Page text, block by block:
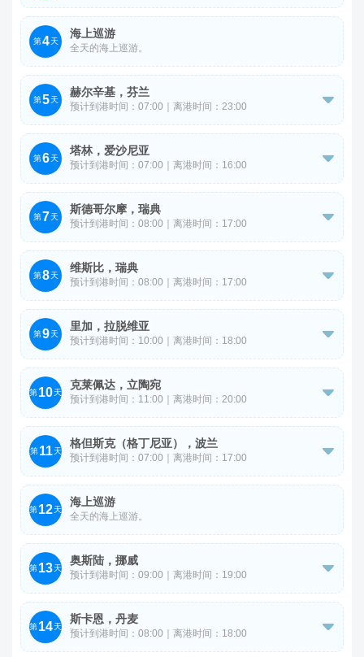
QR159 卡塔尔多哈 丹麦哥本哈根 0840 1405
【克里斯蒂安宫】(外观)-【畅游美人鱼雕像】-【阿美琳
堡】(外观)-【新港运河徒步区】-【市政厅广场】
中午时分，我们将前往哥本哈根邮轮码头，在领队的协助下
办理登船手续。
第4天
海上巡游
全天的海上巡游。
第5天
赫尔辛基，芬兰
预计到港时间：07:00｜离港时间：23:00

【伴侣岛】-【议会广场】-【西贝流斯纪念碑拍照留念】-
【岩石教堂】（入内参观）-【奥林匹克体育馆】
第6天
塔林，爱沙尼亚
预计到港时间：07:00｜离港时间：16:00

【歌谣祭广场】-【古城】-【市政厅广场】
第7天
斯德哥尔摩，瑞典
预计到港时间：08:00｜离港时间：17:00

【市政厅】（入内参观）-【蓝殿】-【金殿】-【格姆拉斯
坦】-【瑞典皇宫】（外观）-【峡湾街观景台】，之后返回
邮轮。
第8天
维斯比，瑞典
预计到港时间：08:00｜离港时间：17:00

【阿尔梅达伦公园】（入内参观）-【维斯比城墙】，行程
结束后返回邮轮。
第9天
里加，拉脱维亚
预计到港时间：10:00｜离港时间：18:00

【杜姆广场】-【里加主教堂】-【自由纪念碑】。
第10天
克莱佩达，立陶宛
预计到港时间：11:00｜离港时间：20:00

【库尔斯沙嘴】-【克莱佩达老城区】-【克莱佩达城堡】。
第 11天
格但斯克（格丁尼亚），波兰
预计到港时间：07:00｜离港时间：17:00

【海神喷泉】-【二战博物馆】（入内参观）-【索波特木制
码头】-【科修丘斯科广场】
第12天
海上巡游
全天的海上巡游。
第13天
奥斯陆，挪威
预计到港时间：09:00｜离港时间：19:00

【维格兰雕塑公园】（入内）-【阿克斯胡斯城堡】（外
观）-【奥斯陆市政厅广场】（外观）
第14天
斯卡恩，丹麦
预计到港时间：08:00｜离港时间：18:00
